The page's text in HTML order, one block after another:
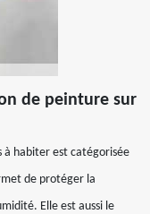
de peinture sur
à habiter est catégorisée
de protéger la
Elle est aussi le